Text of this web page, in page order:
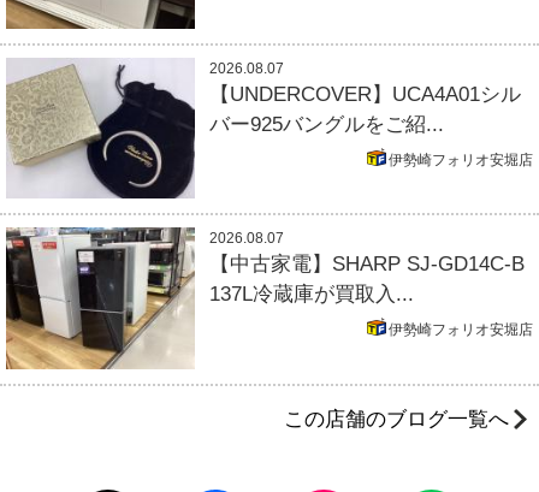
2026.08.07
【UNDERCOVER】UCA4A01シル
バー925バングルをご紹...
伊勢崎フォリオ安堀店
2026.08.07
【中古家電】SHARP SJ-GD14C-B
137L冷蔵庫が買取入...
伊勢崎フォリオ安堀店
この店舗のブログ一覧へ